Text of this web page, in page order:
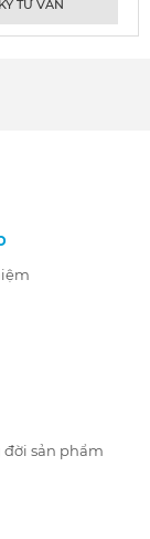
TƯ VẤN
đời sản phẩm